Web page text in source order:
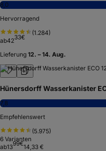
8,0
Hervorragend
(1.284)
ab4233€
Lieferung 12. – 14. Aug.
Hünersdorff Wasserkanister
7,8
Empfehlenswert
(5.975)
6 Varianten
ab1399€14,33 €